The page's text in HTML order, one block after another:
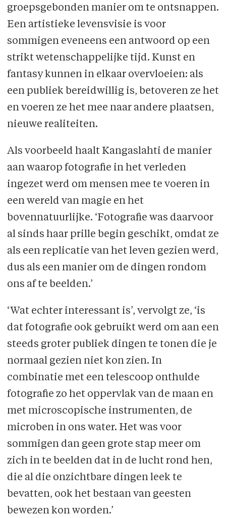
groepsgebonden manier om te ontsnappen.
Een artistieke levensvisie is voor
sommigen eveneens een antwoord op een
strikt wetenschappelijke tijd. Kunst en
fantasy kunnen in elkaar overvloeien: als
een publiek bereidwillig is, betoveren ze het
en voeren ze het mee naar andere plaatsen,
nieuwe realiteiten.
Als voorbeeld haalt Kangaslahti de manier
aan waarop fotografie in het verleden
ingezet werd om mensen mee te voeren in
een wereld van magie en het
bovennatuurlijke. ‘Fotografie was daarvoor
al sinds haar prille begin geschikt, omdat ze
als een replicatie van het leven gezien werd,
dus als een manier om de dingen rondom
ons af te beelden.’
‘Wat echter interessant is’, vervolgt ze, ‘is
dat fotografie ook gebruikt werd om aan een
steeds groter publiek dingen te tonen die je
normaal gezien niet kon zien. In
combinatie met een telescoop onthulde
fotografie zo het oppervlak van de maan en
met microscopische instrumenten, de
microben in ons water. Het was voor
sommigen dan geen grote stap meer om
zich in te beelden dat in de lucht rond hen,
die al die onzichtbare dingen leek te
bevatten, ook het bestaan van geesten
bewezen kon worden.’